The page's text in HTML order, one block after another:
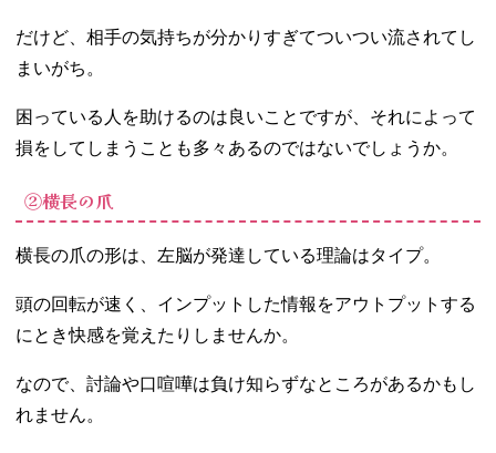
だけど、相手の気持ちが分かりすぎてついつい流されてし
まいがち。
困っている人を助けるのは良いことですが、それによって
損をしてしまうことも多々あるのではないでしょうか。
②横長の爪
横長の爪の形は、左脳が発達している理論はタイプ。
頭の回転が速く、インプットした情報をアウトプットする
にとき快感を覚えたりしませんか。
なので、討論や口喧嘩は負け知らずなところがあるかもし
れません。